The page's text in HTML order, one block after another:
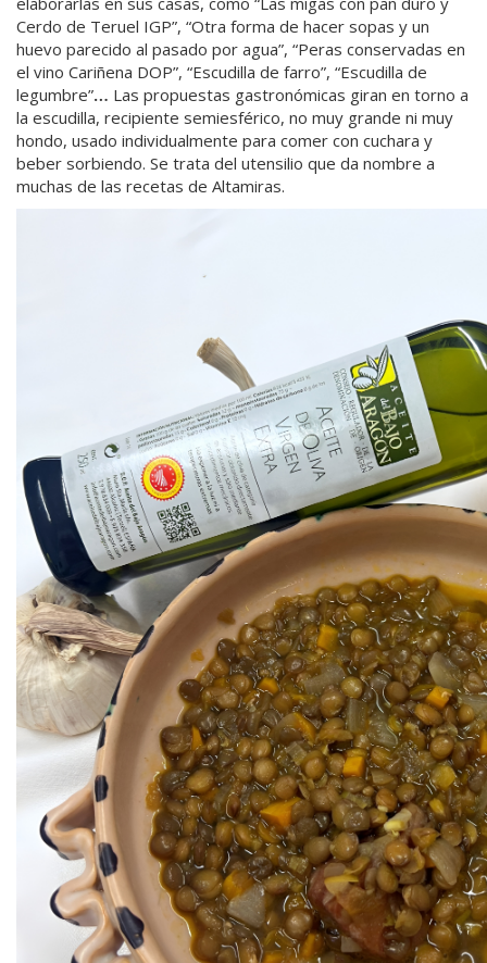
Cerdo de Teruel IGP”, “Otra forma de hacer sopas y un
huevo parecido al pasado por agua”, “Peras conservadas en
el vino Cariñena DOP”, “Escudilla de farro”, “Escudilla de
legumbre”… Las propuestas gastronómicas giran en torno a
la escudilla, recipiente semiesférico, no muy grande ni muy
hondo, usado individualmente para comer con cuchara y
beber sorbiendo. Se trata del utensilio que da nombre a
muchas de las recetas de Altamiras.